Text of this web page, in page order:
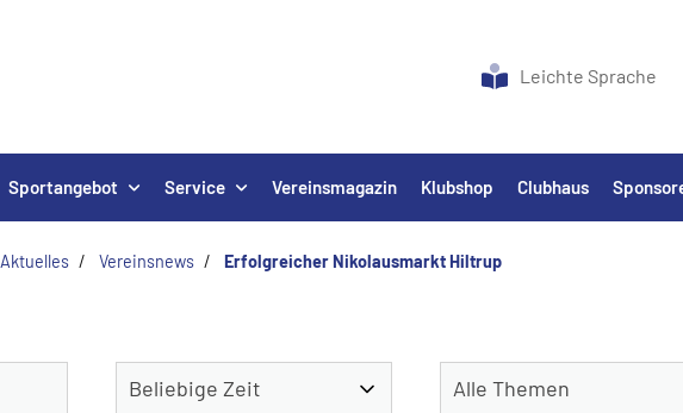
Leichte Sprache
Sportangebot Service Vereinsmagazin Klubshop Clubhaus
Aktuelles Vereinsnews Erfolgreicher Nikolausmarkt Hiltrup